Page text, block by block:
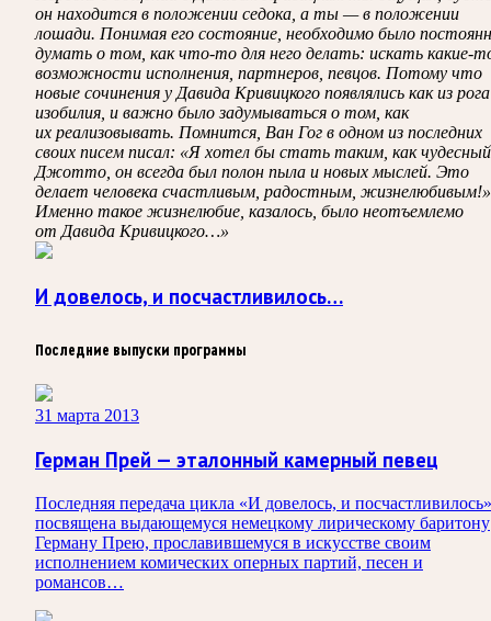
он находится в положении седока, а ты — в положении
лошади. Понимая его состояние, необходимо было
думать о том, как что-то для него делать: искать какие-
возможности исполнения, партнеров, певцов. Потому что
новые сочинения у Давида Кривицкого появлялись как из рога
изобилия, и важно было задумываться о том, как
их реализовывать. Помнится, Ван Гог в одном из последних
своих писем писал: «Я хотел бы стать таким, как чудесный
Джотто, он всегда был полон пыла и новых мыслей. Это
делает человека счастливым, радостным, жизнелюбивым!»
Именно такое жизнелюбие, казалось, было неотъемлемо
от Давида Кривицкого…»
И довелось, и посчастливилось…
Последние выпуски программы
31 марта 2013
Герман Прей — эталонный камерный певец
Последняя передача цикла «И довелось, и посчастливилось»
посвящена выдающемуся немецкому лирическому баритону
Герману Прею, прославившемуся в искусстве своим
исполнением комических оперных партий, песен и
романсов…